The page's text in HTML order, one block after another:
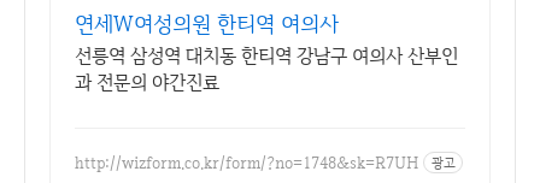
연세W여성의원 한티역 여의사
선릉역 삼성역 대치동 한티역 강남구 여의사 산부인
과 전문의 야간진료
http://wizform.co.kr/form/?no=1748&sk=R7UH 광고